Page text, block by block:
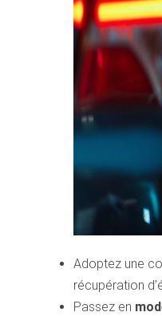
Adoptez une
récupération
Passez en